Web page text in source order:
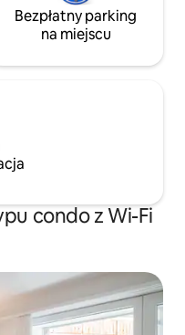
Bezpłatny parking
na miejscu
condo z Wi-Fi
gości